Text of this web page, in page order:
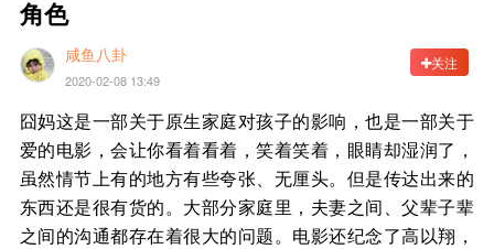
角色
咸鱼八卦
2020-02-08 13:49
关注
囧妈这是一部关于原生家庭对孩子的影响，也是一部关于
爱的电影，会让你看着看着，笑着笑着，眼睛却湿润了，
虽然情节上有的地方有些夸张、无厘头。但是传达出来的
东西还是很有货的。大部分家庭里，夫妻之间、父辈子辈
之间的沟通都存在着很大的问题。电影还纪念了高以翔，